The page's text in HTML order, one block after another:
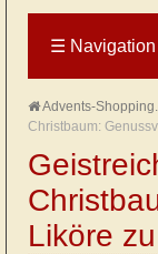
☰ Navigation
Advents-
Christbaum:
Liköre